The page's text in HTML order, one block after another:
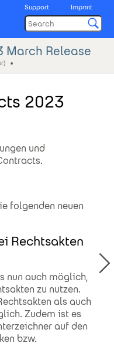
Support Imprint
March Release
2023
und
folgenden neuen
Rechtsakten
nun auch möglich,
zu nutzen.
als auch
Zudem ist es
auf den
bzw.